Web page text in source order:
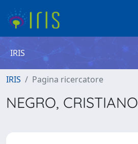
IRIS
IRIS Pagina ricercatore
NEGRO, CRISTIANO